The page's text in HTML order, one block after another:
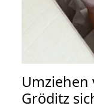
Umziehen
Gröditz